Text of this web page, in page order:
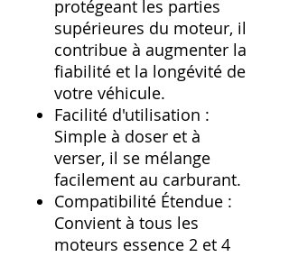
protégeant les parties
supérieures du moteur, il
contribue à augmenter la
fiabilité et la longévité de
votre véhicule.
Facilité d'utilisation :
Simple à doser et à
verser, il se mélange
facilement au carburant.
Compatibilité Étendue :
Convient à tous les
moteurs essence 2 et 4